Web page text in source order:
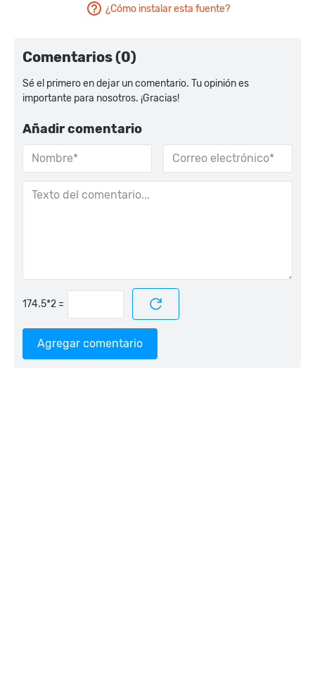
¿Cómo instalar esta fuente?
Comentarios (0)
Sé el primero en dejar un comentario. Tu opinión es
importante para nosotros. ¡Gracias!
Añadir comentario
=
Agregar comentario